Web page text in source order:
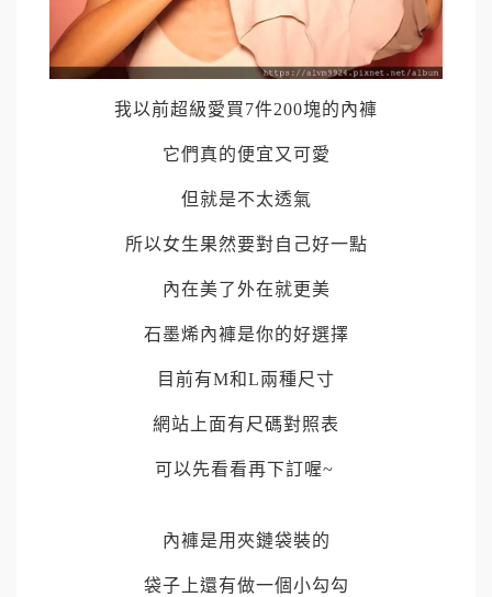
我以前超級愛買7件200塊的內褲
它們真的便宜又可愛
但就是不太透氣
所以女生果然要對自己好一點
內在美了外在就更美
石墨烯內褲是你的好選擇
目前有M和L兩種尺寸
網站上面有尺碼對照表
可以先看看再下訂喔~
內褲是用夾鏈袋裝的
袋子上還有做一個小勾勾